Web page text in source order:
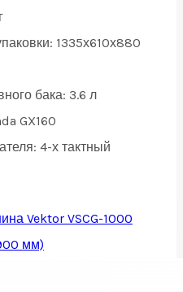
1335х610х880
бака: 3.6 л
GX160
4-х тактный